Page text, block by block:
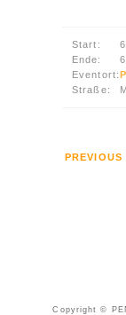
Start:
Ende:
Eventort:
Straße:
PREVIOUS
Copyright ©